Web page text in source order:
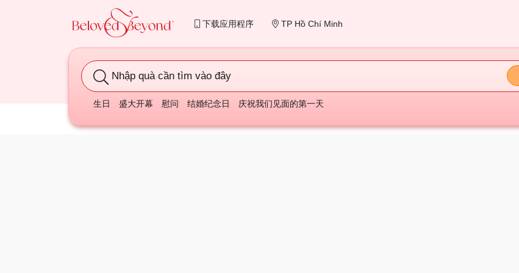
下载应用程序 TP Hồ Chí Minh
Nhập quà cần tìm vào đây
生日 盛大开幕 慰问 结婚纪念日 庆祝我们见面的第一天